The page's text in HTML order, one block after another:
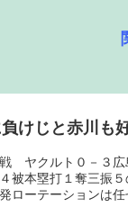
けじと赤川も
ヤクルト０－３広
被本塁打１奪三振
ローテーションは